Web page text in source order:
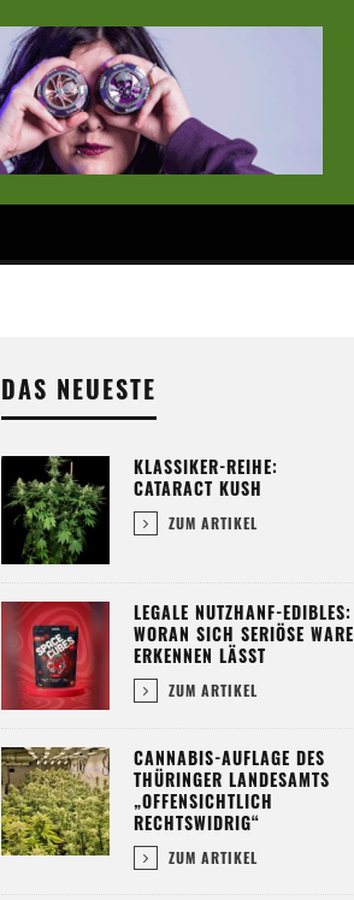
DAS NEUESTE
KLASSIKER-REIHE:
CATARACT KUSH
ZUM ARTIKEL
LEGALE NUTZHANF-EDIBLES:
WORAN SICH SERIÖSE WARE
ERKENNEN LÄSST
ZUM ARTIKEL
CANNABIS-AUFLAGE DES
THÜRINGER LANDESAMTS
„OFFENSICHTLICH
RECHTSWIDRIG“
ZUM ARTIKEL